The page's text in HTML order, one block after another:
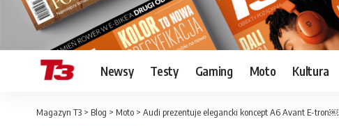
Newsy Testy Gaming Moto Kultura
Magazyn T3 > Blog > Moto > Audi prezentuje elegancki koncept A6 Avant E-tron￼